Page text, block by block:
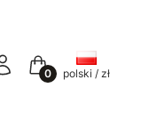
Zaloguj sięKoszyk
polski / zł